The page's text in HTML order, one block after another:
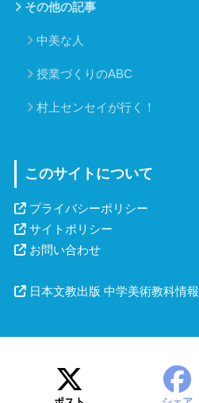
その他の記事
中美な人
授業づくりのABC
村上センセイが行く！
このサイトについて
プライバシーポリシー
サイトポリシー
お問い合わせ
日本文教出版 中学美術教科情報